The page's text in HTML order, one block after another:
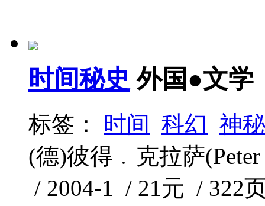
时间秘史 外国●文学
标签： 时间 科幻 神
(德)彼得﹒克拉萨
/ 2004-1 / 21元 / 322